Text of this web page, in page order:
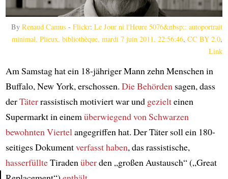
ByRenaud Camus -Flickr:Le Jour ni l'Heure 5076&nbsp;: autoportrait
minimal, Plieux, bibliothèque, mardi 7 juin 2011, 22:56:46,CC BY 2.0,
Link
Am Samstag hat ein 18-jähriger Mann zehn Menschen in
Buffalo, New York, erschossen. Die Behördensagen, dass
derTäterrassistisch motiviert war und gezielteinen
Supermarkt in einemüberwiegendvon Schwarzen
bewohnten Viertelangegriffen hat. Der Täter soll ein 180-
seitiges Dokumentverfasst haben, das rassistische,
hasserfüllteTiradenüberden „großen Austausch“ („Great